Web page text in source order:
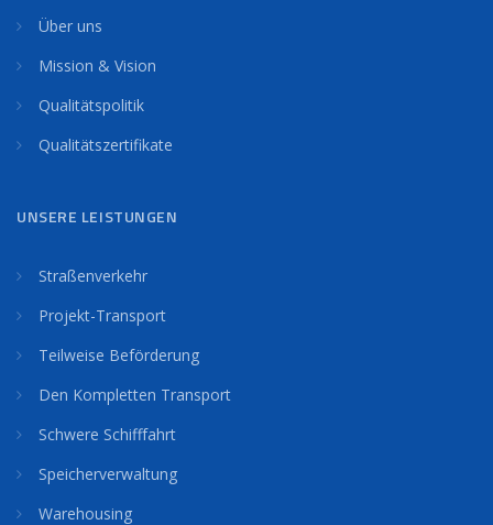
Über uns
Mission & Vision
Qualitätspolitik
Qualitätszertifikate
UNSERE LEISTUNGEN
Straßenverkehr
Projekt-Transport
Teilweise Beförderung
Den Kompletten Transport
Schwere Schifffahrt
Speicherverwaltung
Warehousing